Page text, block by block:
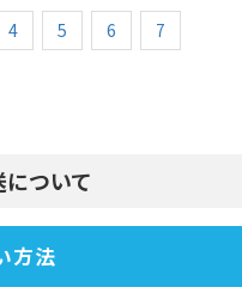
4 5 6
7
ついて
方法